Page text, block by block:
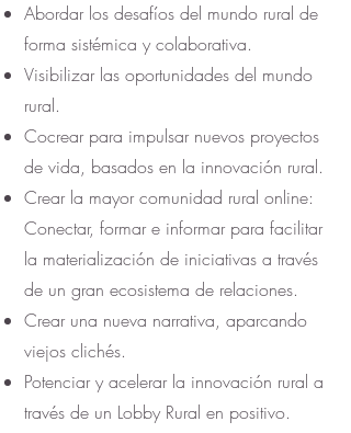
Abordar los desafíos del mundo rural de
forma sistémica y colaborativa.
Visibilizar las oportunidades del mundo
rural.
Cocrear para impulsar nuevos proyectos
de vida, basados en la innovación rural.
Crear la mayor comunidad rural online:
Conectar, formar e informar para facilitar
la materialización de iniciativas a través
de un gran ecosistema de relaciones.
Crear una nueva narrativa, aparcando
viejos clichés.
Potenciar y acelerar la innovación rural a
través de un Lobby Rural en positivo.